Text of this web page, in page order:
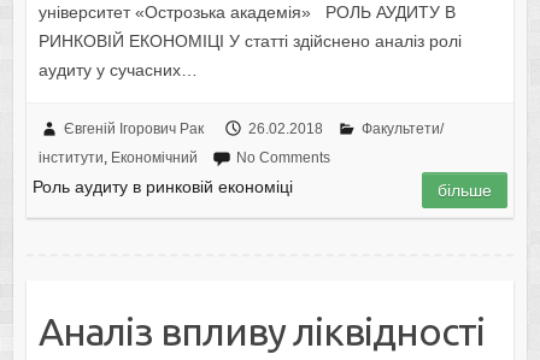
університет «Острозька академія» РОЛЬ АУДИТУ В
РИНКОВІЙ ЕКОНОМІЦІ У статті здійснено аналіз ролі
аудиту у сучасних…
Євгеній Ігорович Рак 26.02.2018
Факультети/
інститути Економічний No Comments
Роль аудиту в ринковій економіці більше
Аналіз впливу ліквідності